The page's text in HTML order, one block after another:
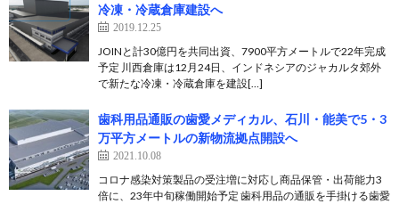
冷凍・冷蔵倉庫建設へ
2019.12.25
JOINと計30億円を共同出資、7900平方メートルで22年完成
予定 川西倉庫は12月24日、インドネシアのジャカルタ郊外
で新たな冷凍・冷蔵倉庫を建設[…]
歯科用品通販の歯愛メディカル、石川・能美で5・3
万平方メートルの新物流拠点開設へ
2021.10.08
コロナ感染対策製品の受注増に対応し商品保管・出荷能力3
倍に、23年中旬稼働開始予定 歯科用品の通販を手掛ける歯愛